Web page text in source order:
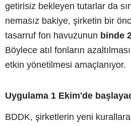
getirisiz bekleyen tutarlar da
nemasız bakiye, şirketin bir
tasarruf fon havuzunun binde
Böylece atıl fonların
etkin yönetilmesi amaçlanıyor.
Uygulama 1 Ekim'de
BDDK, şirketlerin yeni